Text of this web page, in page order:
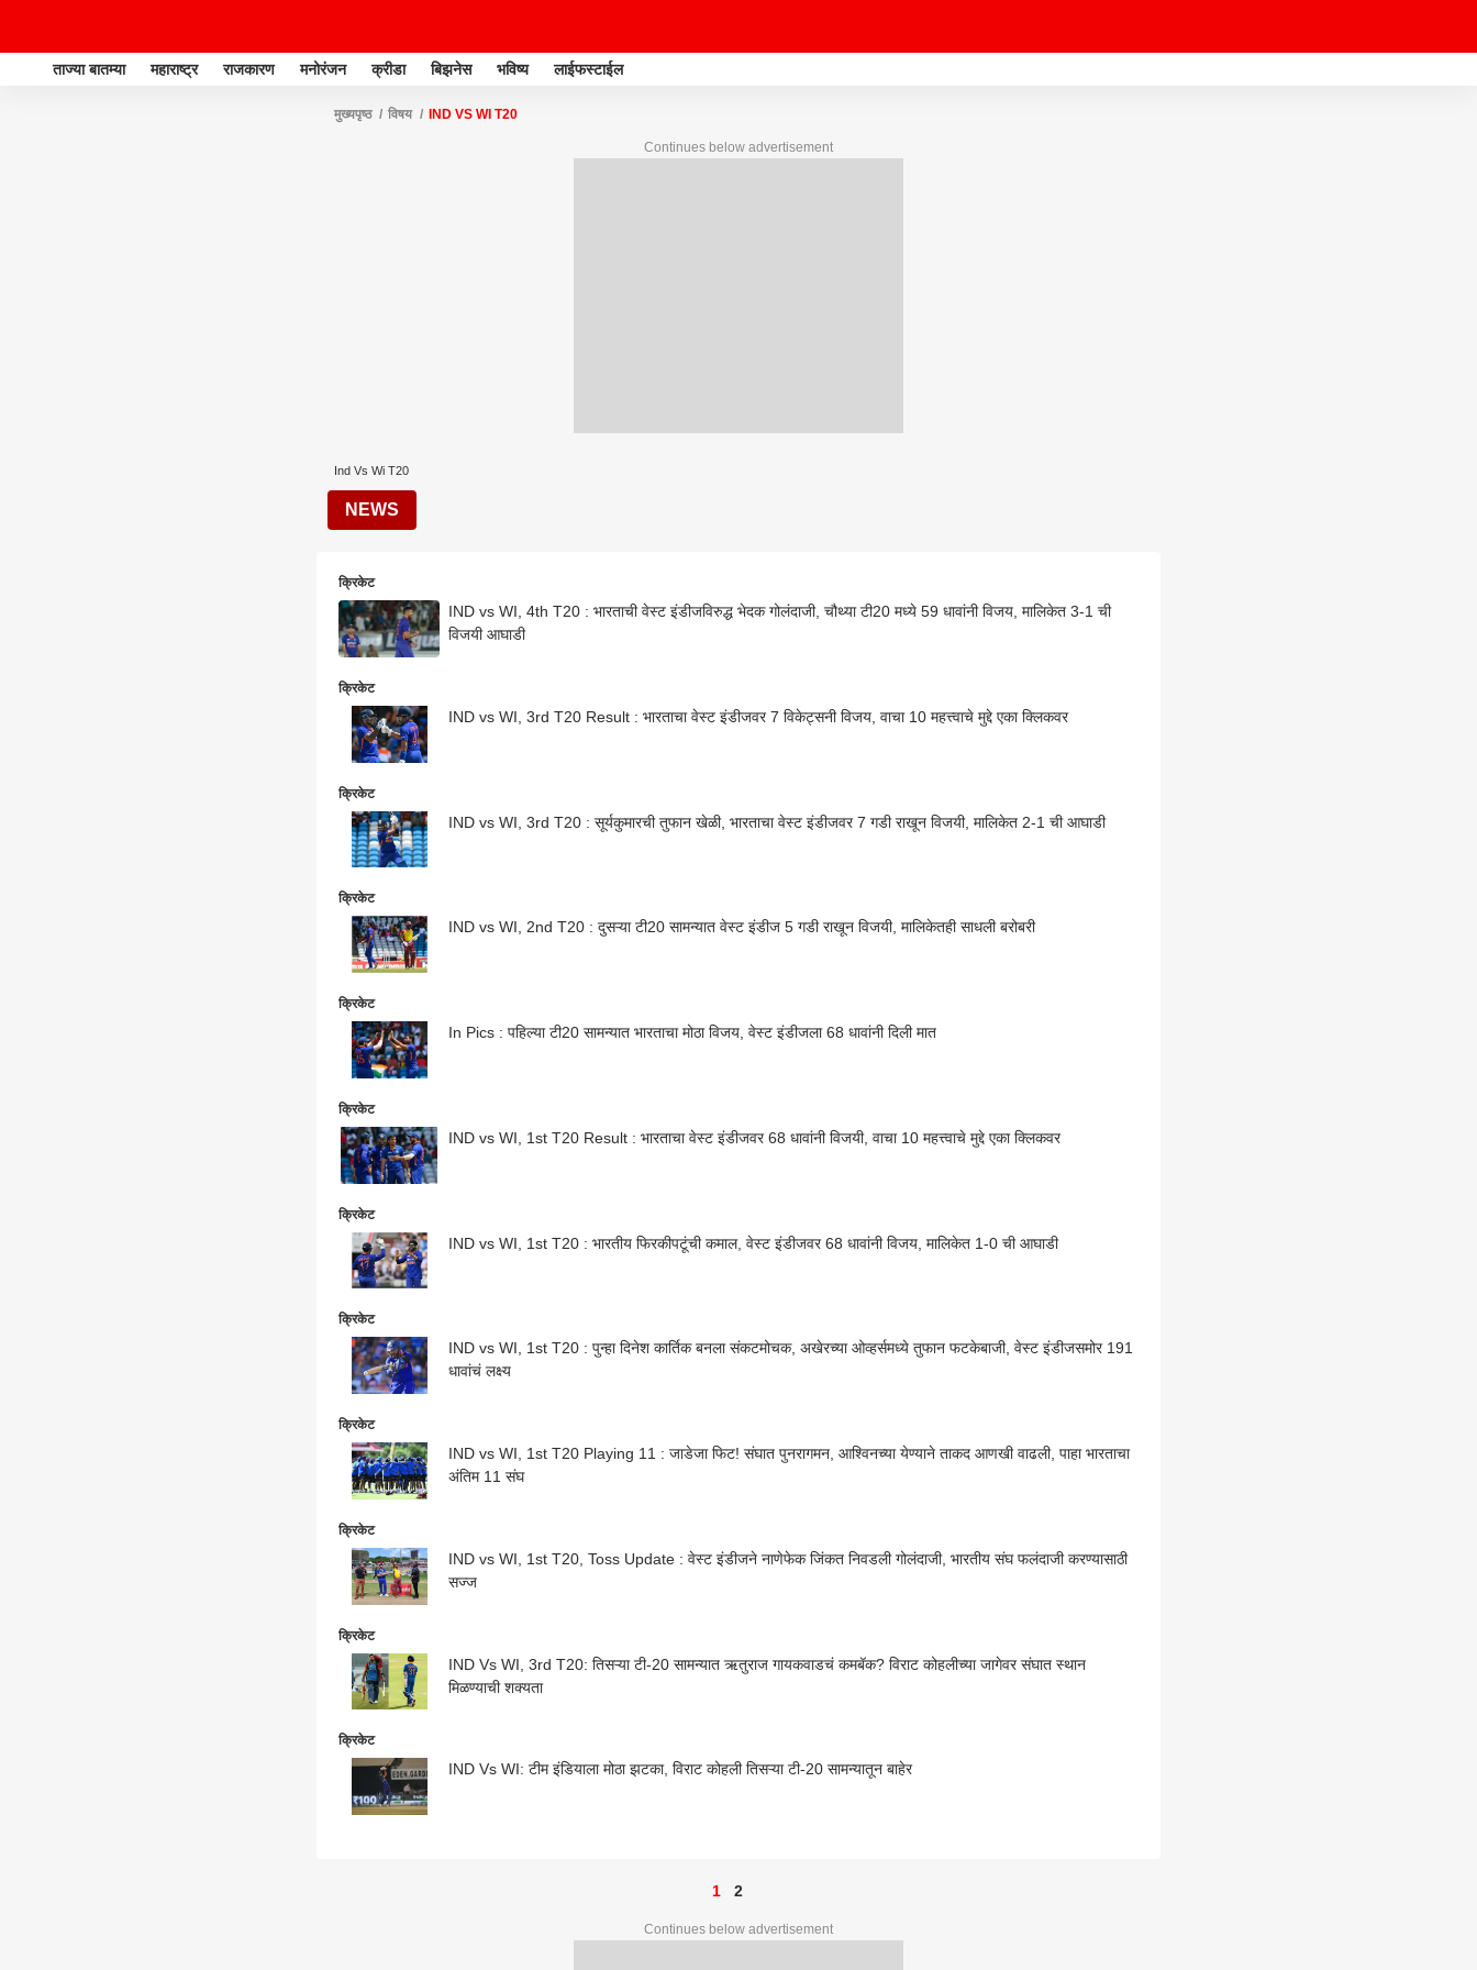
ताज्या बातम्या महाराष्ट्र राजकारण मनोरंजन क्रीडा बिझनेस भविष्य लाईफस्टाईल
मुख्यपृष्ठ विषय IND VS WI T20
Continues below advertisement
Ind Vs Wi T20
NEWS
क्रिकेट
IND vs WI, 4th T20 : भारताची वेस्ट इंडीजविरुद्ध भेदक गोलंदाजी, चौथ्या टी20 मध्ये 59 धावांनी विजय, मालिकेत 3-1 ची
विजयी आघाडी
क्रिकेट
IND vs WI, 3rd T20 Result : भारताचा वेस्ट इंडीजवर 7 विकेट्सनी विजय, वाचा 10 महत्त्वाचे मुद्दे एका क्लिकवर
क्रिकेट
IND vs WI, 3rd T20 : सूर्यकुमारची तुफान खेळी, भारताचा वेस्ट इंडीजवर 7 गडी राखून विजयी, मालिकेत 2-1 ची आघाडी
क्रिकेट
IND vs WI, 2nd T20 : दुसऱ्या टी20 सामन्यात वेस्ट इंडीज 5 गडी राखून विजयी, मालिकेतही साधली बरोबरी
क्रिकेट
In Pics : पहिल्या टी20 सामन्यात भारताचा मोठा विजय, वेस्ट इंडीजला 68 धावांनी दिली मात
क्रिकेट
IND vs WI, 1st T20 Result : भारताचा वेस्ट इंडीजवर 68 धावांनी विजयी, वाचा 10 महत्त्वाचे मुद्दे एका क्लिकवर
क्रिकेट
IND vs WI, 1st T20 : भारतीय फिरकीपटूंची कमाल, वेस्ट इंडीजवर 68 धावांनी विजय, मालिकेत 1-0 ची आघाडी
क्रिकेट
IND vs WI, 1st T20 : पुन्हा दिनेश कार्तिक बनला संकटमोचक, अखेरच्या ओव्हर्समध्ये तुफान फटकेबाजी, वेस्ट इंडीजसमोर 191
धावांचं लक्ष्य
क्रिकेट
IND vs WI, 1st T20 Playing 11 : जाडेजा फिट! संघात पुनरागमन, आश्विनच्या येण्याने ताकद आणखी वाढली, पाहा भारताचा
अंतिम 11 संघ
क्रिकेट
IND vs WI, 1st T20, Toss Update : वेस्ट इंडीजने नाणेफेक जिंकत निवडली गोलंदाजी, भारतीय संघ फलंदाजी करण्यासाठी
सज्ज
क्रिकेट
IND Vs WI, 3rd T20: तिसऱ्या टी-20 सामन्यात ऋतुराज गायकवाडचं कमबॅक? विराट कोहलीच्या जागेवर संघात स्थान
मिळण्याची शक्यता
क्रिकेट
IND Vs WI: टीम इंडियाला मोठा झटका, विराट कोहली तिसऱ्या टी-20 सामन्यातून बाहेर
1 2
Continues below advertisement